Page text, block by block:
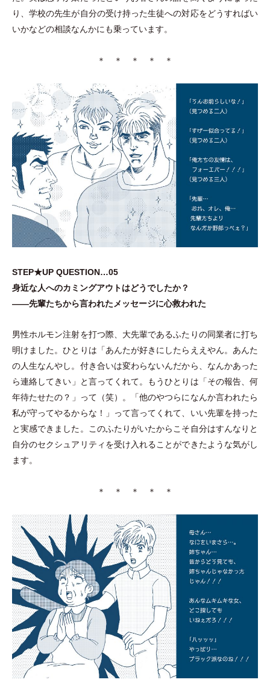
り、学校の先生が自分の受け持った生徒への対応をどうすればい
いかなどの相談なんかにも乗っています。
＊ ＊ ＊ ＊ ＊
STEP★UP QUESTION…05
身近な人へのカミングアウトはどうでしたか？
——先輩たちから言われたメッセージに心救われた
男性ホルモン注射を打つ際、大先輩であるふたりの同業者に打ち
明けました。ひとりは 「あんたが好きにしたらええやん。あんた
の人生なんやし。付き合いは変わらないんだから、なんかあった
ら連絡してきい 」 と言ってくれて。もうひとりは 「その報告、何
年待たせたの？ 」 って （笑） 。 「他のやつらになんか言われたら
私が守ってやるからな！
」
って言ってくれて、いい先輩を持った
と実感できました。このふたりがいたからこそ自分はすんなりと
自分のセクシュアリティを受け入れることができたような気がし
ます。
＊ ＊ ＊ ＊ ＊